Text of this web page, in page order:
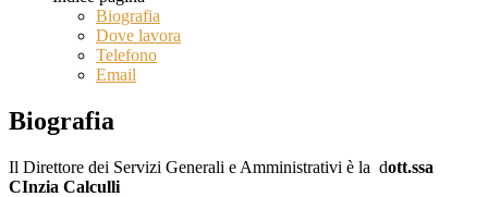
Biografia
Dove lavora
Telefono
Email
Biografia
Il Direttore dei Servizi Generali e Amministrativi è la dott.ssa
CInzia Calculli